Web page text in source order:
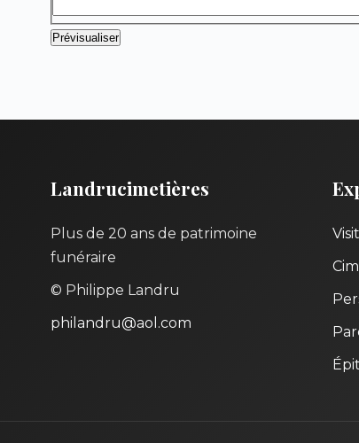
Landrucimetières
Plus de 20 ans de patrimoine
funéraire
© Philippe Landru
philandru@aol.com